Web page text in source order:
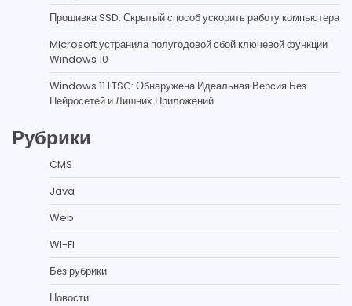
Прошивка SSD: Скрытый способ ускорить работу компьютера
Microsoft устранила полугодовой сбой ключевой функции
Windows 10
Windows 11 LTSC: Обнаружена Идеальная Версия Без
Нейросетей и Лишних Приложений
Рубрики
CMS
Java
Web
Wi-Fi
Без рубрики
Новости